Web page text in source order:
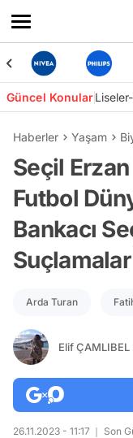
Güncel Konular
Haberler Yaşam
Seçil
Futbol
Bankacı
Arda Turan
Elif ÇAMLIBEL
26.11.2023 - 11:17 Son